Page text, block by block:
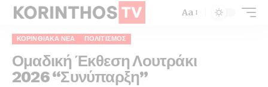
Aa
ΚΟΡΙΝΘΙΑΚΆ ΝΈΑ ΠΟΛΙΤΙΣΜΌΣ
Ομαδική Έκθεση Λουτράκι
2026 “Συνύπαρξη”